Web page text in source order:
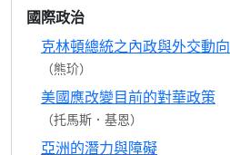
國際政治
克林頓總統之內政與外交動向
（熊玠）
美國應改變目前的對華政策
（托馬斯．基恩）
亞洲的潛力與障礙